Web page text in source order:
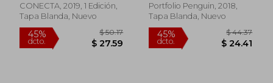
CONECTA, 2019, 1 Edición,
Tapa Blanda, Nuevo
Portfolio Penguin, 2018,
Tapa Blanda, Nuevo